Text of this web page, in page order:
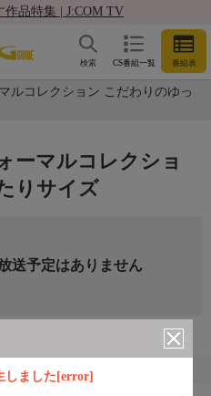
作品特集 | J:COM TV
CS番組一覧 番組表
検索
ルコレクション こだわりのゆっ
しました[error]
ーマルコレクショ
りサイズ
送予定はありません